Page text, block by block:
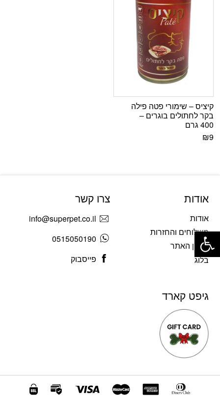
קיציס – שימורי פטה פילה
בקר לחתולים בוגרים –
400 גרם
₪9
אודות
אודות
משלוחים והחזרות
תקנון האתר
בלוג
צרו קשר
info@superpet.co.il
0515050190
פייסבוק
גיפט קארד
פתח סרגל נגישות